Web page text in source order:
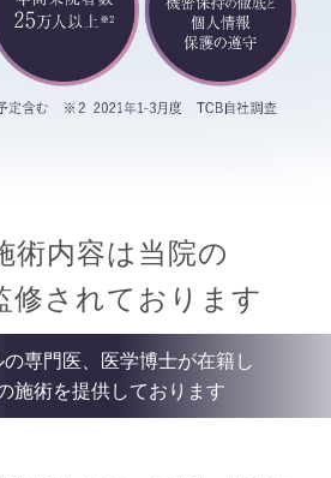
術内容は当院の
修されております
専門医、医学博士が在籍し
施術を提供しております